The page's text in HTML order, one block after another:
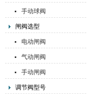
手动球阀
闸阀选型
电动闸阀
气动闸阀
手动闸阀
调节阀型号